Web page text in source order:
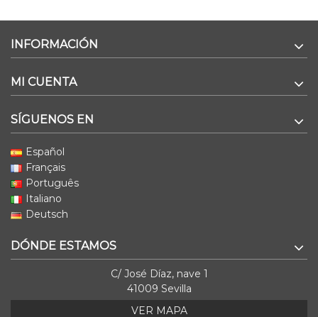
INFORMACIÓN
MI CUENTA
SÍGUENOS EN
Español
Français
Português
Italiano
Deutsch
DÓNDE ESTAMOS
C/ José Díaz, nave 1
41009 Sevilla
VER MAPA